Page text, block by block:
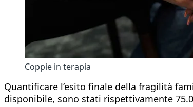
Coppie in terapia
Quantificare l’esito finale della fragilità
disponibile, sono stati rispettivamente